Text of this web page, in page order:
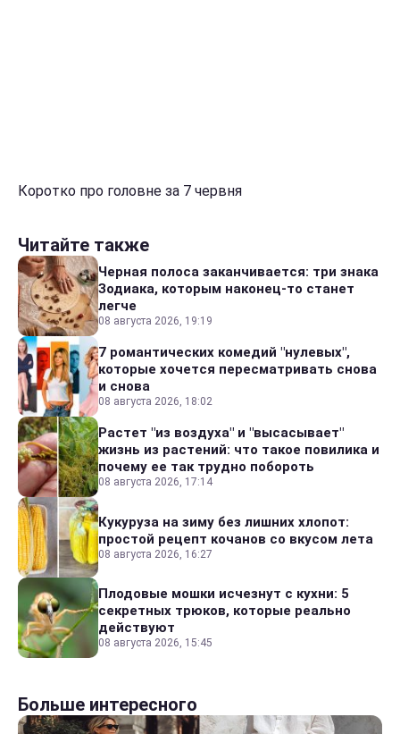
Коротко про головне за 7 червня
Читайте также
Черная полоса заканчивается: три знака
Зодиака, которым наконец-то станет
легче
08 августа 2026, 19:19
7 романтических комедий "нулевых",
которые хочется пересматривать снова
и снова
08 августа 2026, 18:02
Растет "из воздуха" и "высасывает"
жизнь из растений: что такое повилика и
почему ее так трудно побороть
08 августа 2026, 17:14
Кукуруза на зиму без лишних хлопот:
простой рецепт кочанов со вкусом лета
08 августа 2026, 16:27
Плодовые мошки исчезнут с кухни: 5
секретных трюков, которые реально
действуют
08 августа 2026, 15:45
Больше интересного